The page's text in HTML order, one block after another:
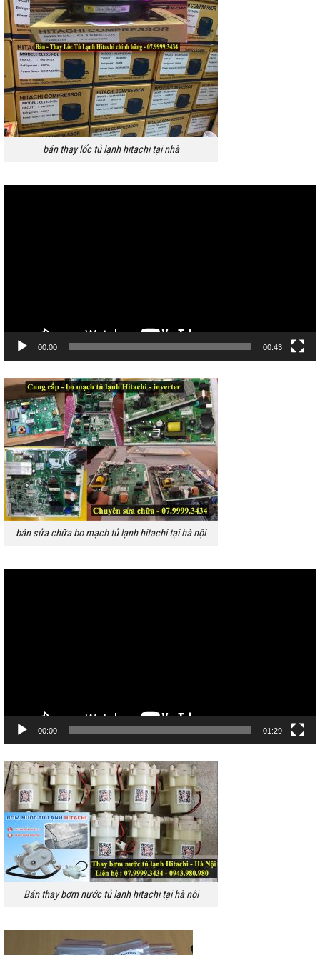
bán thay lốc tủ lạnh hitachi tại nhà
00:00 00:43
bán sửa chữa bo mạch tủ lạnh hitachi tại hà nội
00:00 01:29
Bán thay bơm nước tủ lạnh hitachi tại hà nội